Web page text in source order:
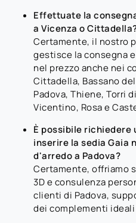
Effettuate la
a Vicenza o
Certamente, il nostro
gestisce la consegna
nel prezzo anche nei
Cittadella, Bassano
Padova, Thiene, Torri
Vicentino, Rosa e
È possibile richiedere
inserire la sedia Gaia
d'arredo a Padova?
Certamente, offriamo
3D e consulenza
clienti di Padova,
dei complementi ideali